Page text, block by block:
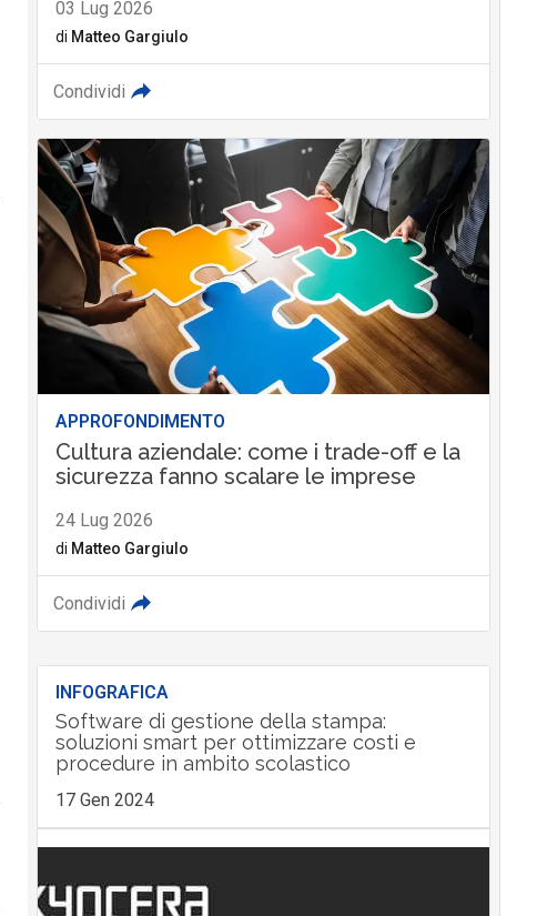
03 Lug 2026
di Matteo Gargiulo
Condividi
APPROFONDIMENTO
Cultura aziendale: come i trade-off e la
sicurezza fanno scalare le imprese
24 Lug 2026
di Matteo Gargiulo
Condividi
INFOGRAFICA
Software di gestione della stampa:
soluzioni smart per ottimizzare costi e
procedure in ambito scolastico
17 Gen 2024